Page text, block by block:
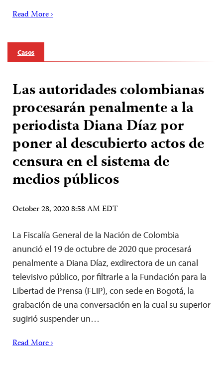
Read More ›
Casos
Las autoridades colombianas
procesarán penalmente a la
periodista Diana Díaz por
poner al descubierto actos de
censura en el sistema de
medios públicos
October 28, 2020 8:58 AM EDT
La Fiscalía General de la Nación de Colombia
anunció el 19 de octubre de 2020 que procesará
penalmente a Diana Díaz, exdirectora de un canal
televisivo público, por filtrarle a la Fundación para la
Libertad de Prensa (FLIP), con sede en Bogotá, la
grabación de una conversación en la cual su superior
sugirió suspender un…
Read More ›